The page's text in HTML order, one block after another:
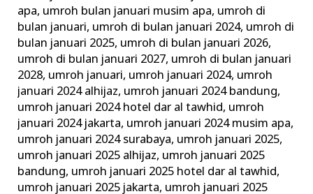
apa, umroh bulan januari musim apa, umroh di
bulan januari, umroh di bulan januari 2024, umroh di
bulan januari 2025, umroh di bulan januari 2026,
umroh di bulan januari 2027, umroh di bulan januari
2028, umroh januari, umroh januari 2024, umroh
januari 2024 alhijaz, umroh januari 2024 bandung,
umroh januari 2024 hotel dar al tawhid, umroh
januari 2024 jakarta, umroh januari 2024 musim apa,
umroh januari 2024 surabaya, umroh januari 2025,
umroh januari 2025 alhijaz, umroh januari 2025
bandung, umroh januari 2025 hotel dar al tawhid,
umroh januari 2025 jakarta, umroh januari 2025